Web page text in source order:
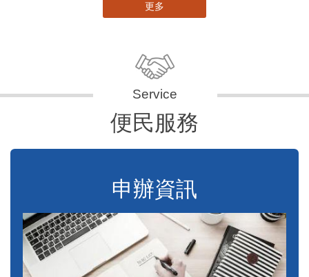
更多
便民服務
申辦資訊